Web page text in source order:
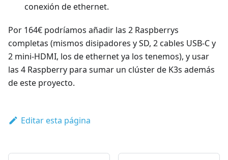
conexión de ethernet.
Por 164€ podríamos añadir las 2 Raspberrys
completas (mismos disipadores y SD, 2 cables USB-C y
2 mini-HDMI, los de ethernet ya los tenemos), y usar
las 4 Raspberry para sumar un clúster de K3s además
de este proyecto.
Editar esta página